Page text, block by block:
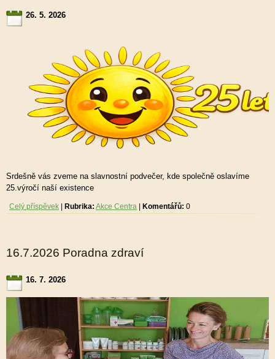
26. 5. 2026
Srdešně vás zveme na slavnostní podvečer, kde společně oslavíme
25.výročí naší existence
Celý příspěvek Rubrika: Akce Centra Komentářů: 0
16.7.2026 Poradna zdraví
16. 7. 2026